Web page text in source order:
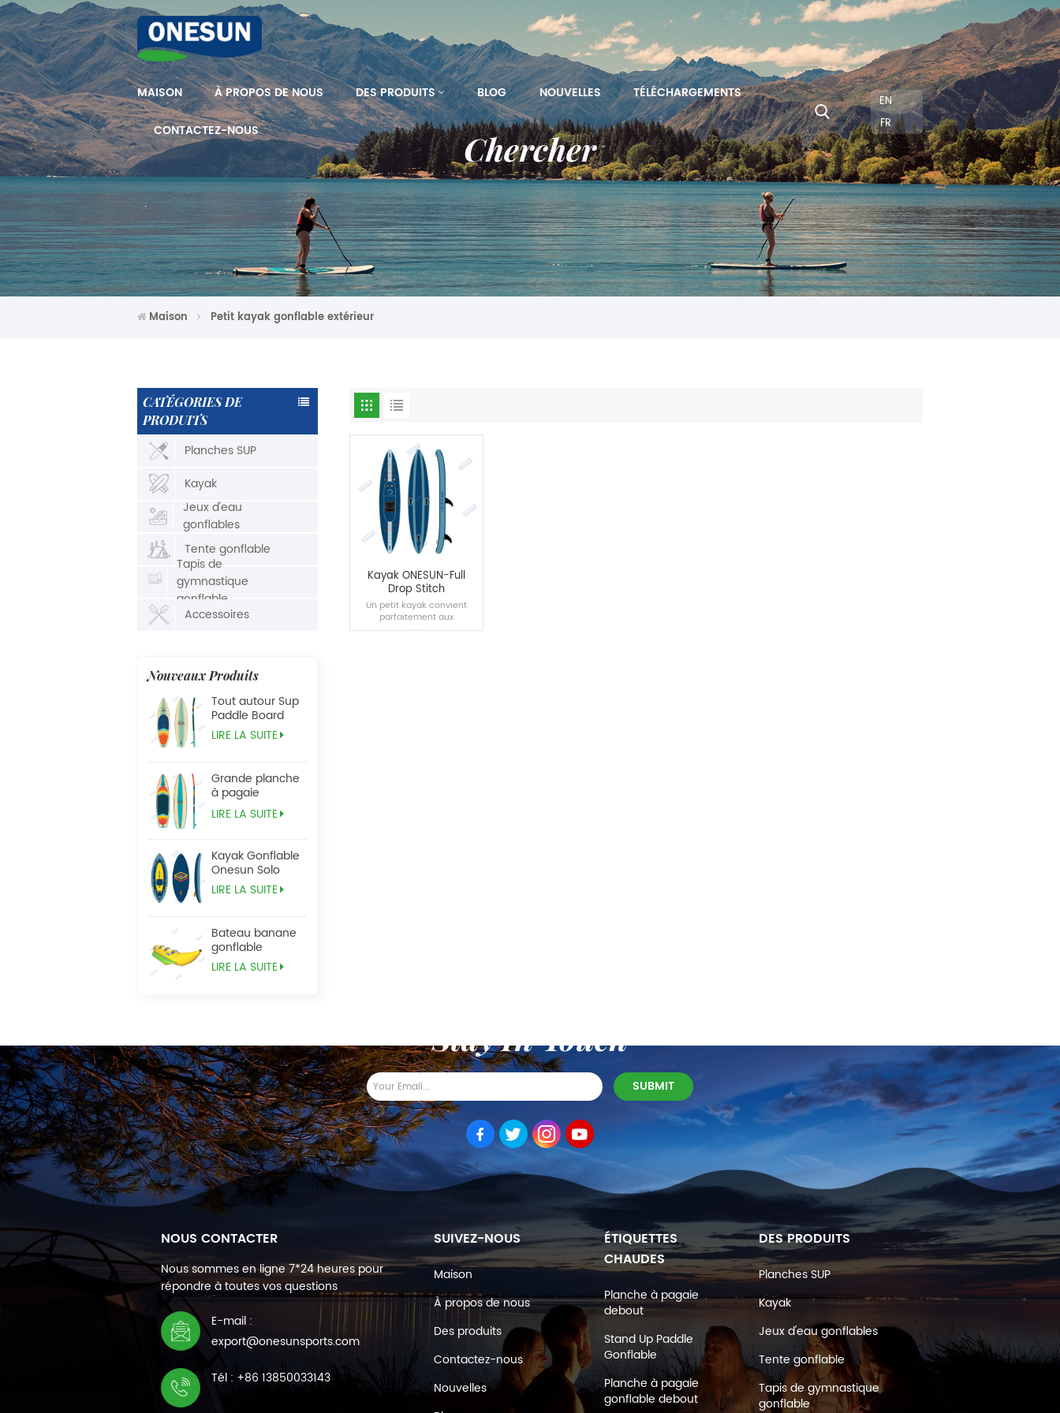
MAISON À PROPOS DE NOUS DES PRODUITS BLOG NOUVELLES TÉLÉCHARGEMENTS
CONTACTEZ-NOUS
EN
FR
Chercher
Maison Petit kayak gonflable extérieur
CATÉGORIES DE
PRODUITS
Planches SUP
Kayak
Jeux d'eau
gonflables
Tente gonflable
Tapis de
gymnastique
gonflable
Accessoires
Nouveaux Produits
Tout autour Sup
Paddle Board
LIRE LA SUITE
Grande planche
à pagaie
Tandem Sup
LIRE LA SUITE
Kayak Gonflable
Onesun Solo
LIRE LA SUITE
Bateau banane
gonflable
LIRE LA SUITE
Kayak ONESUN-Full
Drop Stitch
Un petit kayak convient
parfaitement aux
utilisateurs débutants, avec
Stay In Touch
NOUS CONTACTER
Nous sommes en ligne 7*24 heures pour
répondre à toutes vos questions
E-mail :
export@onesunsports.com
Tél : +86 13850033143
SUIVEZ-NOUS
Maison
À propos de nous
Des produits
Contactez-nous
Nouvelles
ÉTIQUETTES
CHAUDES
Planche à pagaie
debout
Stand Up Paddle
Gonflable
Planche à pagaie
gonflable debout
DES PRODUITS
Planches SUP
Kayak
Jeux d'eau gonflables
Tente gonflable
Tapis de gymnastique
gonflable